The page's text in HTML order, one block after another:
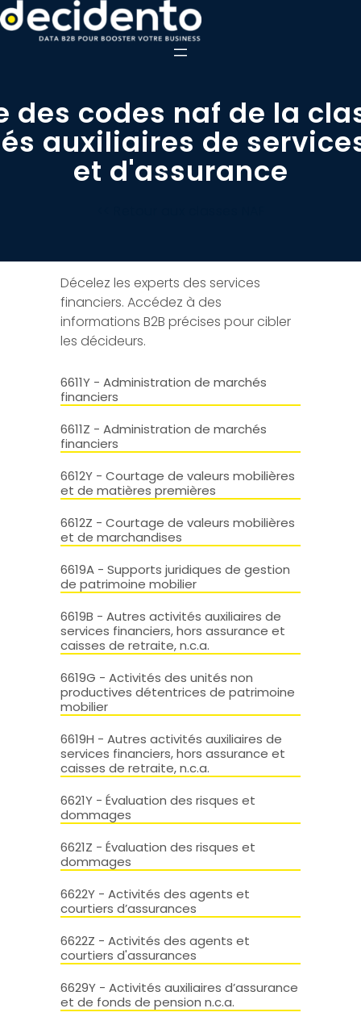
des codes naf de la
auxiliaires de
et d'assurance
Décelez les experts des services
financiers. Accédez à des
informations B2B précises pour cibler
les décideurs.
6611Y - Administration de marchés
financiers
6611Z - Administration de marchés
financiers
6612Y - Courtage de valeurs mobilières
et de matières premières
6612Z - Courtage de valeurs mobilières
et de marchandises
6619A - Supports juridiques de gestion
de patrimoine mobilier
6619B - Autres activités auxiliaires de
services financiers, hors assurance et
caisses de retraite, n.c.a.
6619G - Activités des unités non
productives détentrices de patrimoine
mobilier
6619H - Autres activités auxiliaires de
services financiers, hors assurance et
caisses de retraite, n.c.a.
6621Y - Évaluation des risques et
dommages
6621Z - Évaluation des risques et
dommages
6622Y - Activités des agents et
courtiers d’assurances
6622Z - Activités des agents et
courtiers d'assurances
6629Y - Activités auxiliaires d’assurance
et de fonds de pension n.c.a.